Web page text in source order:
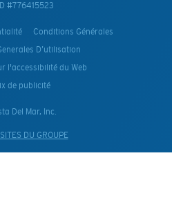
#776415523
Conditions Générales
D’utilisation
l'accessibilité du Web
de publicité
Del Mar, Inc.
DU GROUPE